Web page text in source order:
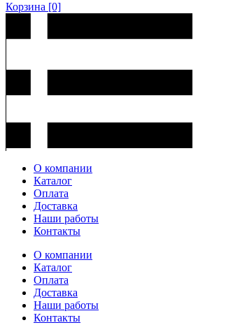
Корзина [0]
О компании
Каталог
Оплата
Доставка
Наши работы
Контакты
О компании
Каталог
Оплата
Доставка
Наши работы
Контакты